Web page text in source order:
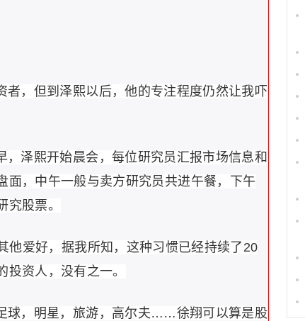
，但到泽熙以后，他的专注程度仍然让我吓
泽熙开始晨会，每位研究员汇报市场信息和
面，中午一般与卖方研究员共进午餐，下午
股票。
他爱好，据我所知，这种习惯已经持续了20
资人，没有之一。
球，明星，旅游，高尔夫……徐翔可以算是股